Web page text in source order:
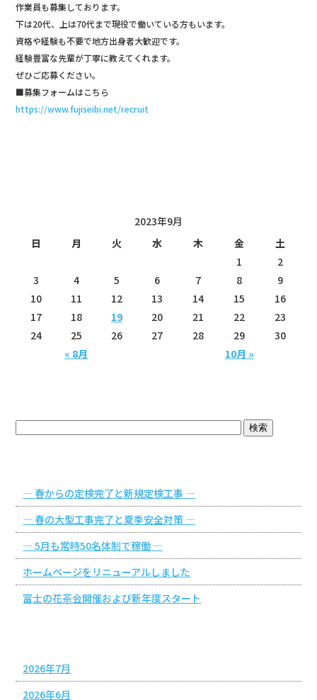
作業員も募集しております。
下は20代、上は70代まで現役で働いている方もいます。
資格や経験も不要で地方出身者大歓迎です。
経験豊富な先輩が丁寧に教えてくれます。
ぜひご応募ください。
■募集フォームはこちら
https://www.fujiseibi.net/recruit
2023年9月
日
月 火 水 木 金 土
« 8月 10月 »
1
2
3
4 5 6 7 8
9
10
11 12 13 14 15
16
17
18 19 20 21 22
23
24
25 26 27 28 29 30
― 春からの定検完了と新規定検工事 ―
― 春の大型工事完了と夏季安全対策 ―
― 5月も常時50名体制で稼働 ―
ホームページをリニューアルしました
富士の花茶会開催および新年度スタート
2026年7月
2026年6月